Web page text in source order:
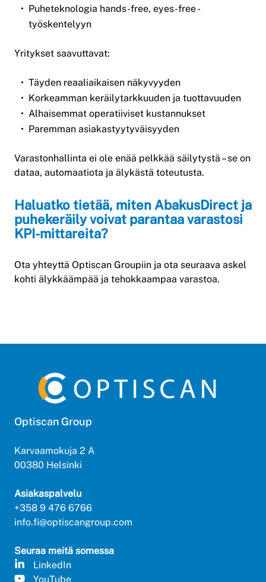
Puheteknologia hands-free, eyes-free -
työskentelyyn
Yritykset saavuttavat:
Täyden reaaliaikaisen näkyvyyden
Korkeamman keräilytarkkuuden ja tuottavuuden
Alhaisemmat operatiiviset kustannukset
Paremman asiakastyytyväisyyden
Varastonhallinta ei ole enää pelkkää säilytystä – se on
dataa, automaatiota ja älykästä toteutusta.
Haluatko tietää, miten AbakusDirect ja
puhekeräily voivat parantaa varastosi
KPI-mittareita?
Ota yhteyttä Optiscan Groupiin ja ota seuraava askel
kohti älykkäämpää ja tehokkaampaa varastoa.
Optiscan Group
Karvaamokuja 2 A
00380 Helsinki
Asiakaspalvelu
+358 9 476 6766
info.fi@optiscangroup.com
Seuraa meitä somessa
LinkedIn
YouTube